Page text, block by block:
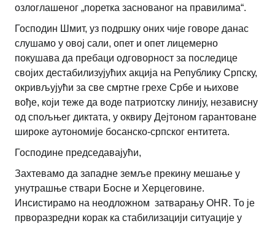
озлоглашеног „поретка заснованог на правилима“.
Господин Шмит, уз подршку оних чије говоре данас
слушамо у овој сали, опет и опет лицемерно
покушава да пребаци одговорност за последице
својих дестабилизујућих акција на Републику Српску,
окривљујући за све смртне грехе Србе и њихове
вође, који теже да воде патриотску линију, независну
од спољњег диктата, у оквиру Дејтоном гарантоване
широке аутономије босанско-српског ентитета.
Господине председавајући,
Захтевамо да западне земље прекину мешање у
унутрашње ствари Босне и Херцеговине.
Инсистирамо на неодложном затварању OHR. То је
прворазредни корак ка стабилизацији ситуације у